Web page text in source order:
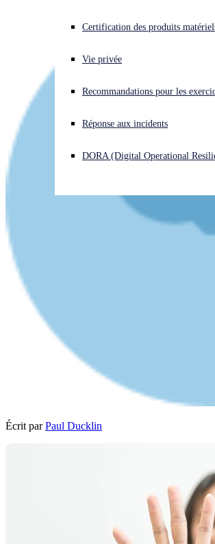
Vous subissez une cyberattaque ? Obtenez une
Open search
Français Open language switcher
Certification des produits
Vie privée
Recommandations pour les
Réponse aux incidents
DORA (Digital Operational
Écrit par Paul Ducklin